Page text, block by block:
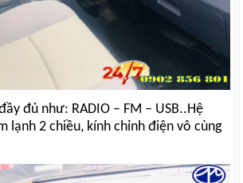
đủ như: RADIO – FM – USB..Hệ
lạnh 2 chiều, kính chỉnh điện vô cùng